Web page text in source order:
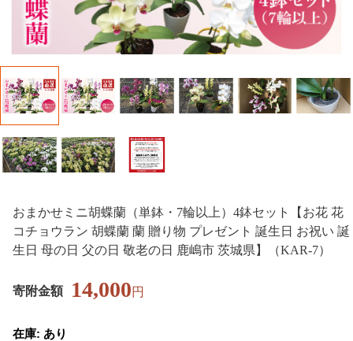
おまかせミニ胡蝶蘭（単鉢・7輪以上）4鉢セット【お花 花
コチョウラン 胡蝶蘭 蘭 贈り物 プレゼント 誕生日 お祝い 誕
生日 母の日 父の日 敬老の日 鹿嶋市 茨城県】（KAR-7）
寄附金額 14,000円
在庫: あり